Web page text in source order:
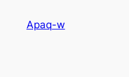
Apaq-w